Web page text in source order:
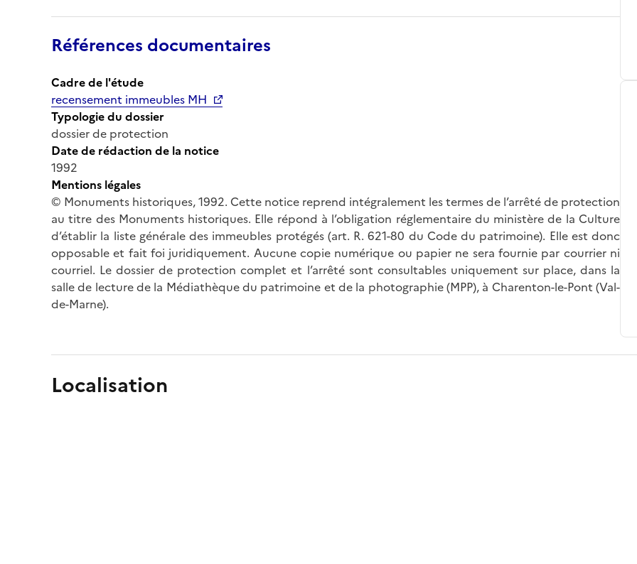
Références documentaires
Cadre de l'étude
recensement immeubles MH
Typologie du dossier
dossier de protection
Date de rédaction de la notice
1992
Mentions légales
© Monuments historiques, 1992. Cette notice reprend intégralement les termes de l’arrêté de protection
au titre des Monuments historiques. Elle répond à l’obligation réglementaire du ministère de la Culture
d’établir la liste générale des immeubles protégés (art. R. 621-80 du Code du patrimoine). Elle est donc
opposable et fait foi juridiquement. Aucune copie numérique ou papier ne sera fournie par courrier ni
courriel. Le dossier de protection complet et l’arrêté sont consultables uniquement sur place, dans la
salle de lecture de la Médiathèque du patrimoine et de la photographie (MPP), à Charenton-le-Pont (Val-
de-Marne).
Localisation